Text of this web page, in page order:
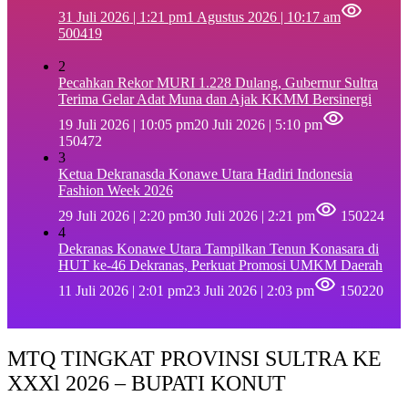
31 Juli 2026 | 1:21 pm1 Agustus 2026 | 10:17 am
500419
2
Pecahkan Rekor MURI 1.228 Dulang, Gubernur Sultra
Terima Gelar Adat Muna dan Ajak KKMM Bersinergi
19 Juli 2026 | 10:05 pm20 Juli 2026 | 5:10 pm
150472
3
Ketua Dekranasda Konawe Utara Hadiri Indonesia
Fashion Week 2026
29 Juli 2026 | 2:20 pm30 Juli 2026 | 2:21 pm
150224
4
Dekranas Konawe Utara Tampilkan Tenun Konasara di
HUT ke-46 Dekranas, Perkuat Promosi UMKM Daerah
11 Juli 2026 | 2:01 pm23 Juli 2026 | 2:03 pm 150220
MTQ TINGKAT PROVINSI SULTRA KE
XXXl 2026 – BUPATI KONUT